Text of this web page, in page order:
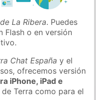
La Ribera. Puedes
Flash o en versión
Chat España y el
ofrecemos versión
iPhone, iPad e
Terra como para el